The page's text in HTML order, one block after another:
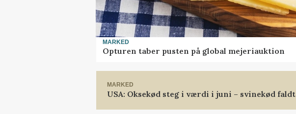
MARKED
Opturen taber pusten på global mejeriauktion
MARKED
USA: Oksekød steg i værdi i juni – svinekød faldt